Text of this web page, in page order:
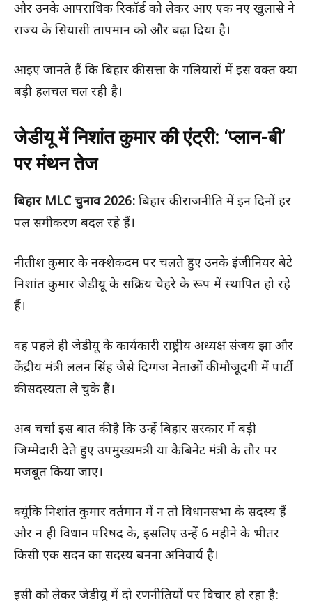
और उनके आपराधिक रिकॉर्ड को लेकर आए एक नए खुलासे ने
राज्य के सियासी तापमान को और बढ़ा दिया है।
आइए जानते हैं कि बिहार की सत्ता के गलियारों में इस वक्त क्या
बड़ी हलचल चल रही है।
जेडीयू में निशांत कुमार की एंट्री: ‘प्लान-बी’
पर मंथन तेज
बिहार MLC चुनाव 2026: बिहार की राजनीति में इन दिनों हर
पल समीकरण बदल रहे हैं।
नीतीश कुमार के नक्शेकदम पर चलते हुए उनके इंजीनियर बेटे
निशांत कुमार जेडीयू के सक्रिय चेहरे के रूप में स्थापित हो रहे
हैं।
वह पहले ही जेडीयू के कार्यकारी राष्ट्रीय अध्यक्ष संजय झा और
केंद्रीय मंत्री ललन सिंह जैसे दिग्गज नेताओं की मौजूदगी में पार्टी
की सदस्यता ले चुके हैं।
अब चर्चा इस बात की है कि उन्हें बिहार सरकार में बड़ी
जिम्मेदारी देते हुए उपमुख्यमंत्री या कैबिनेट मंत्री के तौर पर
मजबूत किया जाए।
क्यूंकि निशांत कुमार वर्तमान में न तो विधानसभा के सदस्य हैं
और न ही विधान परिषद के, इसलिए उन्हें 6 महीने के भीतर
किसी एक सदन का सदस्य बनना अनिवार्य है।
इसी को लेकर जेडीयू में दो रणनीतियों पर विचार हो रहा है: